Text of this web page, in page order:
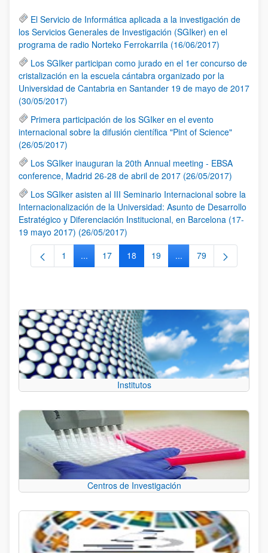
El Servicio de Informática aplicada a la investigación de
los Servicios Generales de Investigación (SGIker) en el
programa de radio Norteko Ferrokarrila (16/06/2017)
Los SGIker participan como jurado en el 1er concurso de
cristalización en la escuela cántabra organizado por la
Universidad de Cantabria en Santander 19 de mayo de 2017
(30/05/2017)
Primera participación de los SGIker en el evento
internacional sobre la difusión científica "Pint of Science"
(26/05/2017)
Los SGIker inauguran la 20th Annual meeting - EBSA
conference, Madrid 26-28 de abril de 2017 (26/05/2017)
Los SGIker asisten al III Seminario Internacional sobre la
Internacionalización de la Universidad: Asunto de Desarrollo
Estratégico y Diferenciación Institucional, en Barcelona (17-
19 mayo 2017) (26/05/2017)
Página
1 ...Páginas intermedias Use TAB para desplazarse.
Página
17 Página
18 Página
19 ...Páginas intermedias
Página
79
Institutos
Centros de Investigación